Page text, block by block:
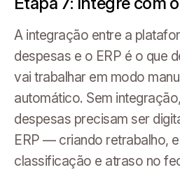
A integração entre a
despesas e o ERP é o que
vai trabalhar em modo
automático. Sem
despesas precisam ser
ERP — criando retrabalho,
classificação e atraso no